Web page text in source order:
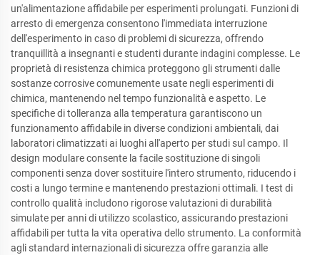
un'alimentazione affidabile per esperimenti prolungati. Funzioni di
arresto di emergenza consentono l'immediata interruzione
dell'esperimento in caso di problemi di sicurezza, offrendo
tranquillità a insegnanti e studenti durante indagini complesse. Le
proprietà di resistenza chimica proteggono gli strumenti dalle
sostanze corrosive comunemente usate negli esperimenti di
chimica, mantenendo nel tempo funzionalità e aspetto. Le
specifiche di tolleranza alla temperatura garantiscono un
funzionamento affidabile in diverse condizioni ambientali, dai
laboratori climatizzati ai luoghi all'aperto per studi sul campo. Il
design modulare consente la facile sostituzione di singoli
componenti senza dover sostituire l'intero strumento, riducendo i
costi a lungo termine e mantenendo prestazioni ottimali. I test di
controllo qualità includono rigorose valutazioni di durabilità
simulate per anni di utilizzo scolastico, assicurando prestazioni
affidabili per tutta la vita operativa dello strumento. La conformità
agli standard internazionali di sicurezza offre garanzia alle